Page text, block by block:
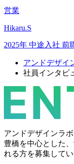
営業
Hikaru.S
2025年 中途入社 前
アンドデザイ
社員インタビ
アンドデザインラ
豊橋を中心とした
れる方を募集してい